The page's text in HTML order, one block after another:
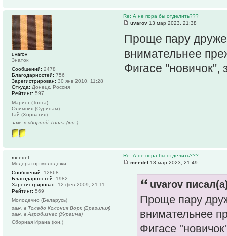
Re: А не пора бы отделить???
uvarov 13 мар 2023, 21:38
Проще пару
внимательнее
Фигасе "новичок",
uvarov
Знаток
Сообщений: 2478
Благодарностей: 756
Зарегистрирован: 30 янв 2010, 11:28
Откуда: Донецк, Россия
Рейтинг: 597
Марист (Тонга)
Олимпия (Суринам)
Гай (Хорватия)
зам. в сборной Тонга (юн.)
Re: А не пора бы отделить???
meedel 13 мар 2023, 21:49
uvarov
Проще пару
внимательнее
Фигасе
meedel
Модератор молодежи
Сообщений: 12868
Благодарностей: 1982
Зарегистрирован: 12 фев 2009, 21:11
Рейтинг: 569
Молодечно (Беларусь)
зам. в Толедо Колония Ворк (Бразилия)
зам. в Агробизнес (Украина)
Сборная Ирана (юн.)